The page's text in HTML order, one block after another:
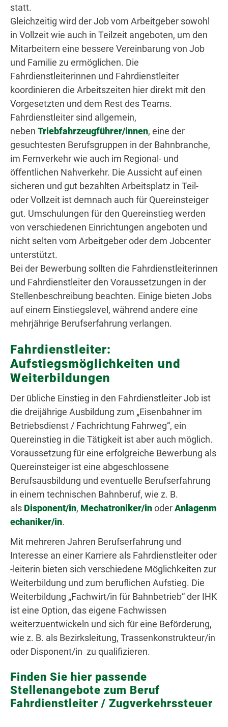
statt.
Gleichzeitig wird der Job vom Arbeitgeber sowohl
in Vollzeit wie auch in Teilzeit angeboten, um den
Mitarbeitern eine bessere Vereinbarung von Job
und Familie zu ermöglichen. Die
Fahrdienstleiterinnen und Fahrdienstleiter
koordinieren die Arbeitszeiten hier direkt mit den
Vorgesetzten und dem Rest des Teams.
Fahrdienstleiter sind allgemein,
neben Triebfahrzeugführer/innen, eine der
gesuchtesten Berufsgruppen in der Bahnbranche,
im Fernverkehr wie auch im Regional- und
öffentlichen Nahverkehr. Die Aussicht auf einen
sicheren und gut bezahlten Arbeitsplatz in Teil-
oder Vollzeit ist demnach auch für Quereinsteiger
gut. Umschulungen für den Quereinstieg werden
von verschiedenen Einrichtungen angeboten und
nicht selten vom Arbeitgeber oder dem Jobcenter
unterstützt.
Bei der Bewerbung sollten die Fahrdienstleiterinnen
und Fahrdienstleiter den Voraussetzungen in der
Stellenbeschreibung beachten. Einige bieten Jobs
auf einem Einstiegslevel, während andere eine
mehrjährige Berufserfahrung verlangen.
Fahrdienstleiter:
Aufstiegsmöglichkeiten und
Weiterbildungen
Der übliche Einstieg in den Fahrdienstleiter Job ist
die dreijährige Ausbildung zum „Eisenbahner im
Betriebsdienst / Fachrichtung Fahrweg“, ein
Quereinstieg in die Tätigkeit ist aber auch möglich.
Voraussetzung für eine erfolgreiche Bewerbung als
Quereinsteiger ist eine abgeschlossene
Berufsausbildung und eventuelle Berufserfahrung
in einem technischen Bahnberuf, wie z. B.
als Disponent/in, Mechatroniker/inoderAnlagenm
echaniker/in.
Mit mehreren Jahren Berufserfahrung und
Interesse an einer Karriere als Fahrdienstleiter oder
-leiterin bieten sich verschiedene Möglichkeiten zur
Weiterbildung und zum beruflichen Aufstieg. Die
Weiterbildung „Fachwirt/in für Bahnbetrieb“ der IHK
ist eine Option, das eigene Fachwissen
weiterzuentwickeln und sich für eine Beförderung,
wie z. B. als Bezirksleitung, Trassenkonstrukteur/in
oder Disponent/in zu qualifizieren.
Finden Sie hier passende
Stellenangebote zum Beruf
Fahrdienstleiter / Zugverkehrssteuer